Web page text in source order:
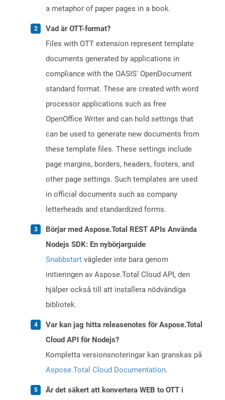
a metaphor of paper pages in a book.
Vad är OTT-format?
Files with OTT extension represent template
documents generated by applications in
compliance with the OASIS' OpenDocument
standard format. These are created with word
processor applications such as free
OpenOffice Writer and can hold settings that
can be used to generate new documents from
these template files. These settings include
page margins, borders, headers, footers, and
other page settings. Such templates are used
in official documents such as company
letterheads and standardized forms.
Börjar med Aspose.Total REST APIs Använda
Nodejs SDK: En nybörjarguide
Snabbstart vägleder inte bara genom
initieringen av Aspose.Total Cloud API, den
hjälper också till att installera nödvändiga
bibliotek.
Var kan jag hitta releasenotes för Aspose.Total
Cloud API för Nodejs?
Kompletta versionsnoteringar kan granskas på
Aspose.Total Cloud Documentation.
Är det säkert att konvertera WEB to OTT i